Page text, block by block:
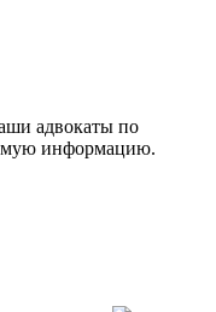
адвокаты по
информацию.